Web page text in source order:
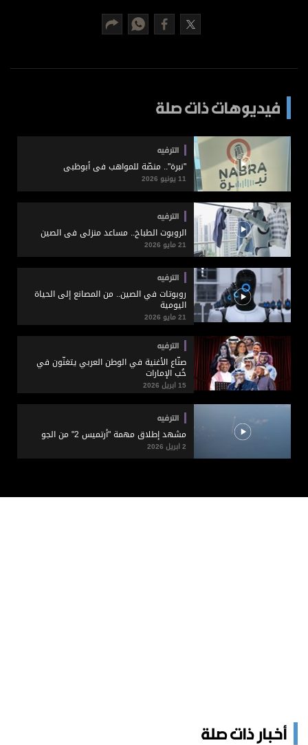
الأحوال الجوية
فيديوهات ذات صلة
الترفيه
"نبرة".. منصّة للمواهب في أبوظبي
11 يونيو 2026
الترفيه
الروبوت الطباخ.. مساعد منزلي في الصين
21 مايو 2026
الترفيه
روبوتات في الصين.. من المصانع إلى الحياة
اليومية
21 مايو 2026
الترفيه
صنّاع الأغنية في الوطن العربي يتغنّون في
حُب الإمارات
15 ابريل 2026
الترفيه
مشهد إطلاق مهمة "أرتميس 2" من الجو
2 ابريل 2026
أخبار ذات صلة